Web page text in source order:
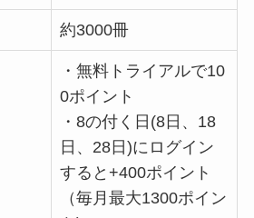
約3000冊
・無料トライアルで10
0ポイント
・8の付く日(8日、18
日、28日)にログイン
すると+400ポイント
（毎月最大1300ポイン